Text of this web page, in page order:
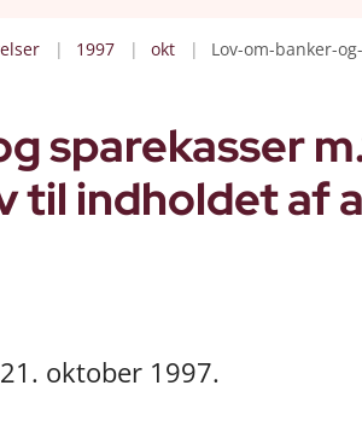
1997 okt Lov-om-banker-
sparekasser
til indholdet af
oktober 1997.